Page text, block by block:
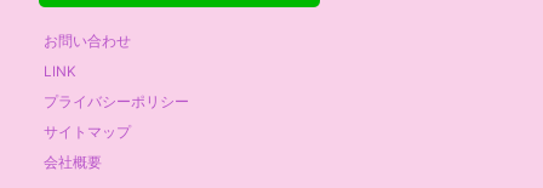
お問い合わせ
LINK
プライバシーポリシー
サイトマップ
会社概要